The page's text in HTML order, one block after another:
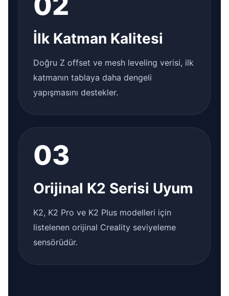
İlk Katman Kalitesi
Doğru Z offset ve mesh leveling verisi, ilk
katmanın tablaya daha dengeli
yapışmasını destekler.
03
Orijinal K2 Serisi Uyum
K2, K2 Pro ve K2 Plus modelleri için
listelenen orijinal Creality seviyeleme
sensörüdür.